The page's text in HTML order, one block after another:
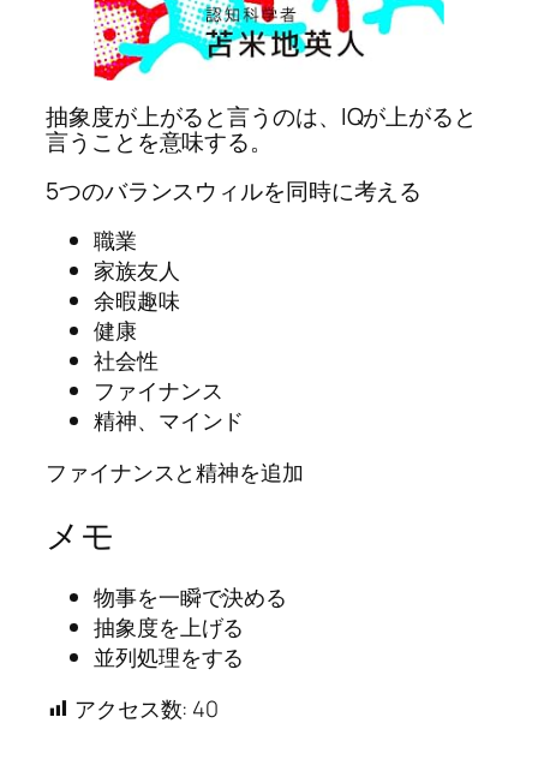
抽象度が上がると言うのは、IQが上がると
言うことを意味する。
5つのバランスウィルを同時に考える
職業
家族友人
余暇趣味
健康
社会性
ファイナンス
精神、マインド
ファイナンスと精神を追加
メモ
物事を一瞬で決める
抽象度を上げる
並列処理をする
アクセス数: 40